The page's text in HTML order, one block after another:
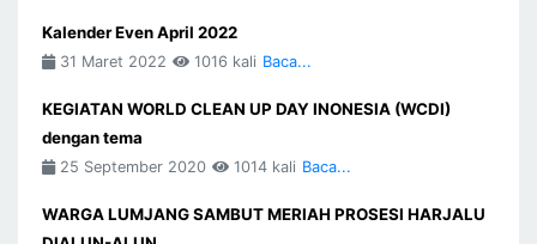
Kalender Even April 2022
31 Maret 2022 1016 kali Baca...
KEGIATAN WORLD CLEAN UP DAY INONESIA (WCDI)
dengan tema
25 September 2020 1014 kali Baca...
WARGA LUMJANG SAMBUT MERIAH PROSESI HARJALU